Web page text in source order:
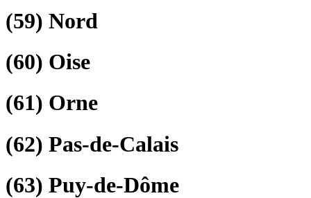
(59) Nord
(60) Oise
(61) Orne
(62) Pas-de-Calais
(63) Puy-de-Dôme